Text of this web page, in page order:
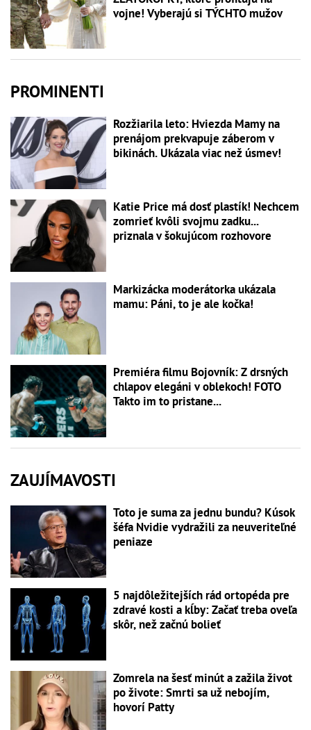
vojne! Vyberajú si TÝCHTO mužov
PROMINENTI
Rozžiarila leto: Hviezda Mamy na
prenájom prekvapuje záberom v
bikinách. Ukázala viac než úsmev!
Katie Price má dosť plastík! Nechcem
zomrieť kvôli svojmu zadku...
priznala v šokujúcom rozhovore
Markizácka moderátorka ukázala
mamu: Páni, to je ale kočka!
Premiéra filmu Bojovník: Z drsných
chlapov elegáni v oblekoch! FOTO
Takto im to pristane...
ZAUJÍMAVOSTI
Toto je suma za jednu bundu? Kúsok
šéfa Nvidie vydražili za neuveriteľné
peniaze
5 najdôležitejších rád ortopéda pre
zdravé kosti a kĺby: Začať treba oveľa
skôr, než začnú bolieť
Zomrela na šesť minút a zažila život
po živote: Smrti sa už nebojím,
hovorí Patty